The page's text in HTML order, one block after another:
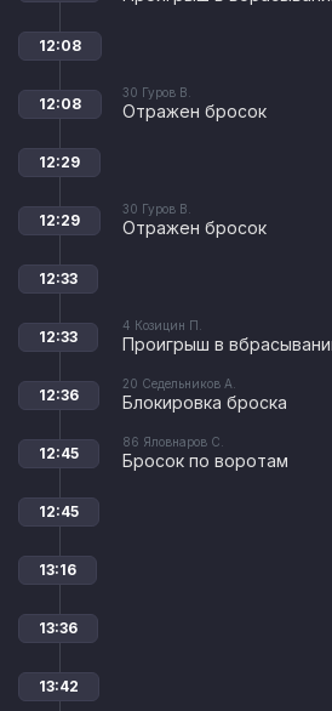
12:08
30 Гуров В.
Отражен бросок
12:08
12:29
30 Гуров В.
Отражен бросок
12:29
12:33
4 Козицин П.
Проигрыш в
12:33
20 Седельников А.
Блокировка броска
12:36
86 Яловнаров С.
Бросок по воротам
12:45
12:45
13:16
13:36
13:42